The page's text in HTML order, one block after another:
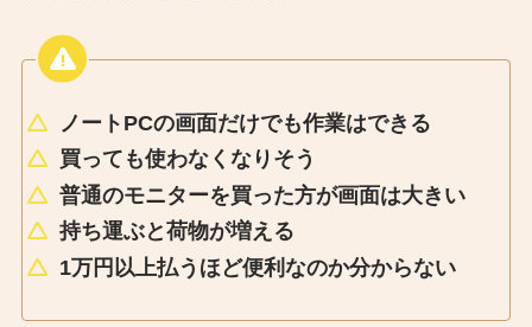
ノートPCの画面だけでも作業はできる
買っても使わなくなりそう
普通のモニターを買った方が画面は大きい
持ち運ぶと荷物が増える
1万円以上払うほど便利なのか分からない